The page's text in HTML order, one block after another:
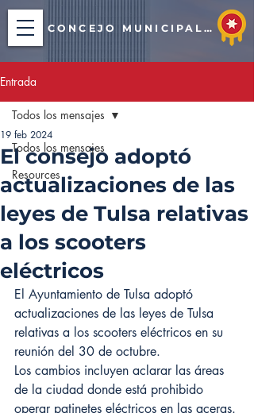
CONCEJO MUNICIPAL DE TULSA
Entrada
Todos los mensajes
Resources
Todos los mensajes
El consejo adoptó
actualizaciones de las
leyes de Tulsa relativas
a los scooters
eléctricos
19 feb 2024
El Ayuntamiento de Tulsa adoptó
actualizaciones de las leyes de Tulsa
relativas a los scooters eléctricos en su
reunión del 30 de octubre.
Los cambios incluyen aclarar las áreas
de la ciudad donde está prohibido
operar patinetes eléctricos en las aceras.